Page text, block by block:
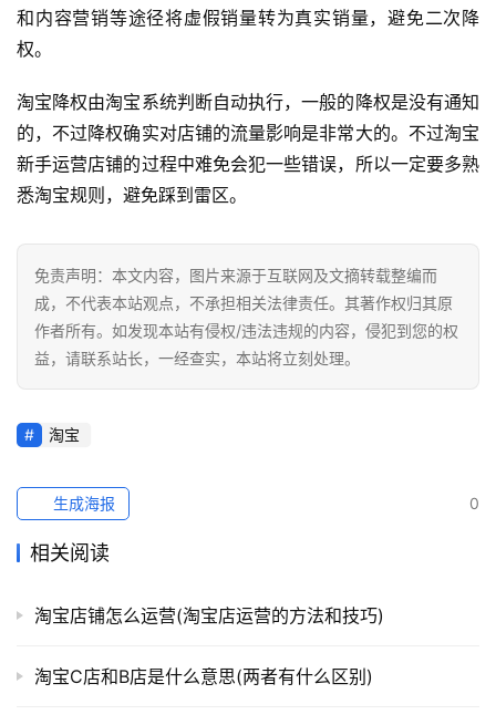
跨
导
航
和内容营销等途径将虚假销量转为真实销量，避免二次降
权。
淘宝降权由淘宝系统判断自动执行，一般的降权是没有通知
的，不过降权确实对店铺的流量影响是非常大的。不过淘宝
新手运营店铺的过程中难免会犯一些错误，所以一定要多熟
悉淘宝规则，避免踩到雷区。
免责声明：本文内容，图片来源于互联网及文摘转载整编而
成，不代表本站观点，不承担相关法律责任。其著作权归其原
作者所有。如发现本站有侵权/违法违规的内容，侵犯到您的权
益，请联系站长，一经查实，本站将立刻处理。
淘宝
0
生成海报
相关阅读
淘宝店铺怎么运营(淘宝店运营的方法和技巧)
淘宝C店和B店是什么意思(两者有什么区别)